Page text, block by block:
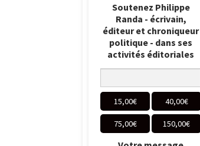
Soutenez Philippe
Randa - écrivain,
éditeur et chroniqueur
politique - dans ses
activités éditoriales
15,00€ 40,00€
75,00€ 150,00€